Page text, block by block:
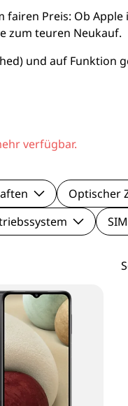
Viewsonic Monitore
Preis: Ob Apple
zum teuren Neukauf.
und auf Funktion
verfügbar.
Optischer
SIM